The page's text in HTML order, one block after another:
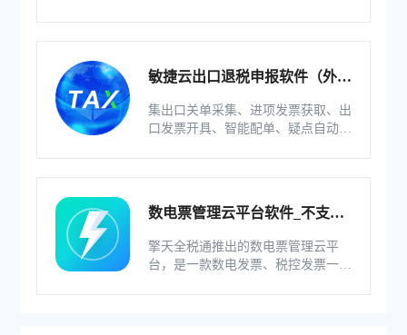
敏捷云出口退税申报软件（外贸
集出口关单采集、进项发票获取、出
口发票开具、智能配单、疑点自动检
数电票管理云平台软件_不支持
擎天全税通推出的数电票管理云平
台，是一款数电发票、税控发票一体